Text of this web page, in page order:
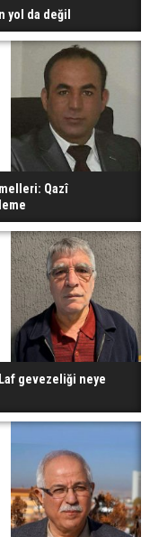
yol da değil
Qazî
gevezeliği neye